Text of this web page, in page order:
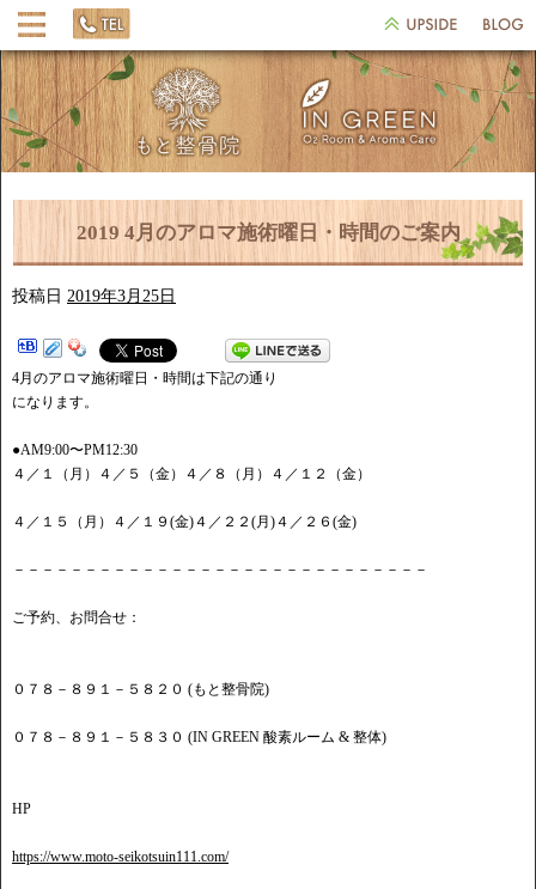
2019 4月のアロマ施術曜日・時間のご案内
投稿日 2019年3月25日
4月のアロマ施術曜日・時間は下記の通り
になります。
●AM9:00〜PM12:30
４／１（月）４／５（金）４／８（月）４／１２（金）
４／１５（月）４／１９(金)４／２２(月)４／２６(金)
－－－－－－－－－－－－－－－－－－－－－－－－－－－－－
ご予約、お問合せ：
０７８－８９１－５８２０ (もと整骨院)
０７８－８９１－５８３０ (IN GREEN 酸素ルーム & 整体)
HP
https://www.moto-seikotsuin111.com/